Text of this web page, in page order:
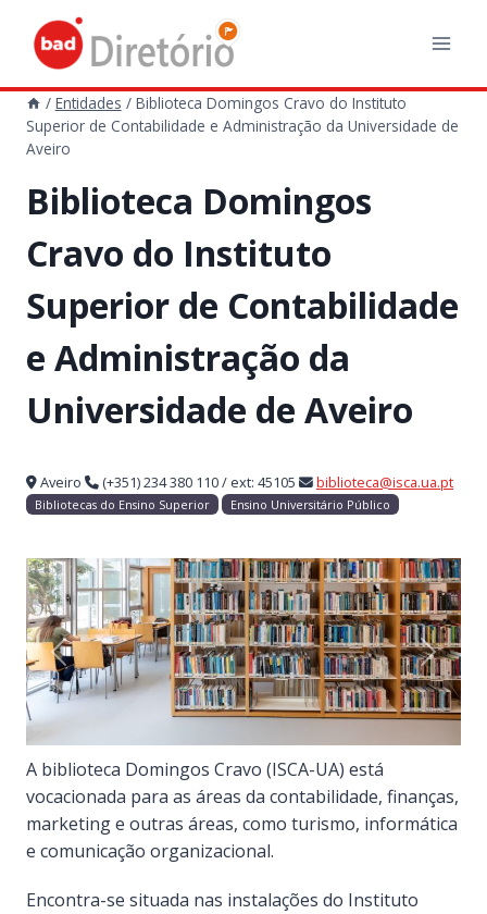
content
/ Entidades / Biblioteca Domingos Cravo do Instituto
Superior de Contabilidade e Administração da Universidade de
Aveiro
Biblioteca Domingos
Cravo do Instituto
Superior de Contabilidade
e Administração da
Universidade de Aveiro
Aveiro (+351) 234 380 110 / ext: 45105 biblioteca@isca.ua.pt
Bibliotecas do Ensino Superior Ensino Universitário Público
Previous Next
A biblioteca Domingos Cravo (ISCA-UA) está
vocacionada para as áreas da contabilidade, finanças,
marketing e outras áreas, como turismo, informática
e comunicação organizacional.
Encontra-se situada nas instalações do Instituto